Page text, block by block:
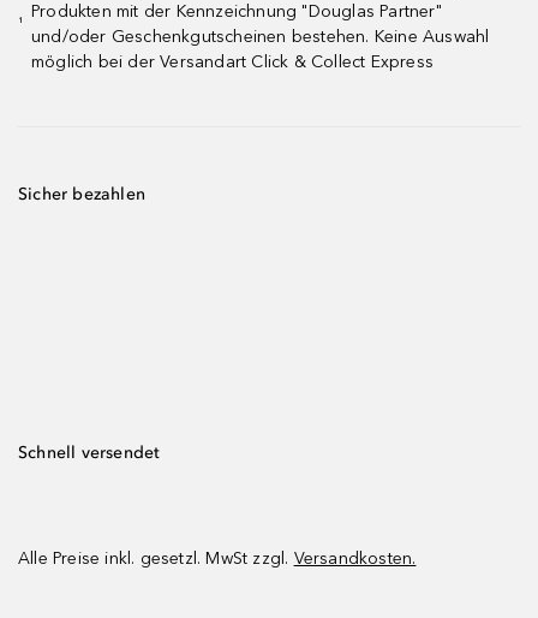
¹
Produkten mit der Kennzeichnung "Douglas Partner"
und/oder Geschenkgutscheinen bestehen. Keine Auswahl
möglich bei der Versandart Click & Collect Express
Sicher bezahlen
Schnell versendet
Alle Preise inkl. gesetzl. MwSt zzgl. Versandkosten.